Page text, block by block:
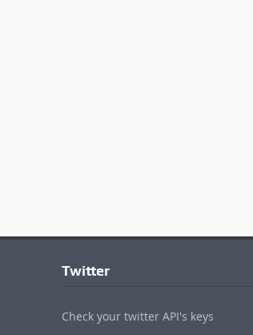
Check your twitter API's keys